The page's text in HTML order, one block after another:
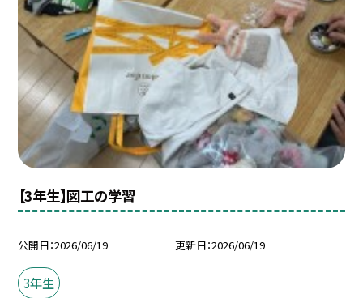
【3年生】図工の学習
公開日 2026/06/19 更新日 2026/06/19
3年生